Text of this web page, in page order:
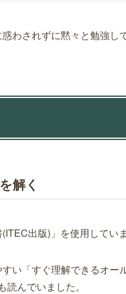
わされずに黙々と勉強し
解く
出版)」を使用していま
い「すぐ理解できるオー
んでいました。